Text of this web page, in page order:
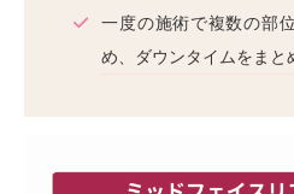
一度の施術で複数の部
め、ダウンタイムをまと